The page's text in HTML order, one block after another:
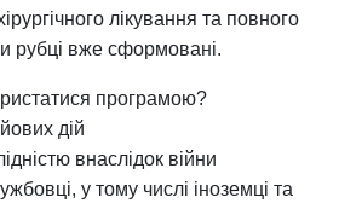
лікування та повного
рубці вже сформовані.
програмою?
дій
внаслідок війни
у тому числі іноземці та